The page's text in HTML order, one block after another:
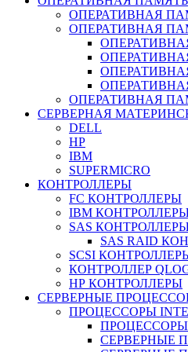
ОПЕРАТИВНАЯ
ОПЕРАТИВНАЯ
ОПЕРАТИВНАЯ
СЕРВЕРНАЯ
DELL
HP
IBM
SUPERMICRO
КОНТРОЛЛЕРЫ
FC КОНТРОЛЛЕРЫ
IBM
SAS
SAS RAID
SCSI
КОНТРОЛЛЕР
НР КОНТРОЛЛЕРЫ
СЕРВЕРНЫЕ
ПРОЦЕССОРЫ
ПРОЦЕССОРЫ
СЕРВЕРНЫЕ